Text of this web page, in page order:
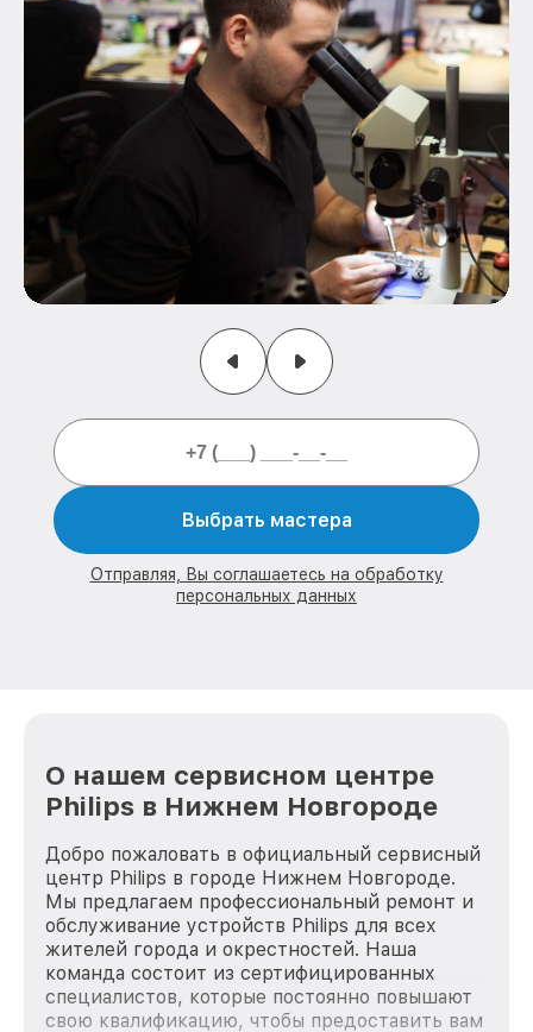
Выбрать мастера
Отправляя, Вы соглашаетесь на обработку
персональных данных
О нашем сервисном центре
Philips в Нижнем Новгороде
Добро пожаловать в официальный сервисный
центр Philips в городе Нижнем Новгороде.
Мы предлагаем профессиональный ремонт и
обслуживание устройств Philips для всех
жителей города и окрестностей. Наша
команда состоит из сертифицированных
специалистов, которые постоянно повышают
свою квалификацию, чтобы предоставить вам